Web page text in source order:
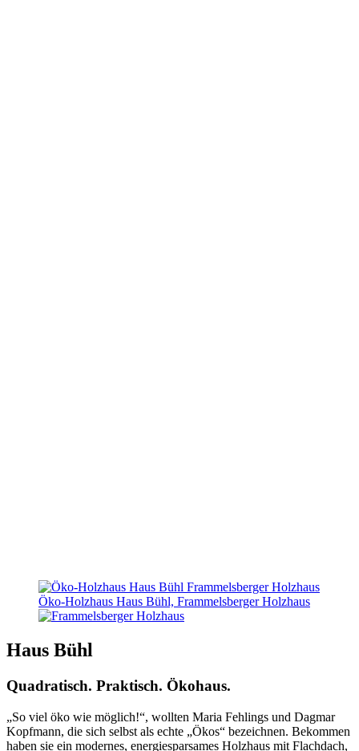
Öko-Holzhaus Haus Bühl, Frammelsberger Holzhaus
Haus Bühl
Quadratisch. Praktisch. Ökohaus.
„So viel öko wie möglich!“, wollten Maria Fehlings und Dagmar
Kopfmann, die sich selbst als echte „Ökos“ bezeichnen. Bekommen
haben sie ein modernes, energiesparsames Holzhaus mit Flachdach,